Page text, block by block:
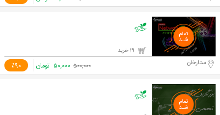
٪90 ستارخان ۵۰۰,۰۰۰ ۵۰,۰۰۰ تومان